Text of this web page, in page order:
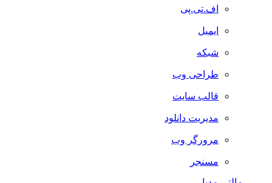
اف.تی.پی
ایمیل
شبکه
طراحی وب
قالب سایت
مدیریت دانلود
مرورگر وب
مسنجر